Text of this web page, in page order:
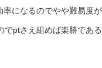
率になるのでやや難易度
ptさえ組めば楽勝である